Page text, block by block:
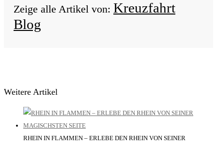
Zeige alle Artikel von: Kreuzfahrt
Blog
Weitere Artikel
RHEIN IN FLAMMEN – ERLEBE DEN RHEIN VON SEINER